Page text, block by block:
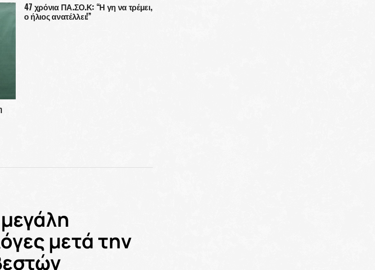
47 χρόνια ΠΑ.ΣΟ.Κ: “Η γη να τρέμει,
ο ήλιος ανατέλλει!”
μετά την